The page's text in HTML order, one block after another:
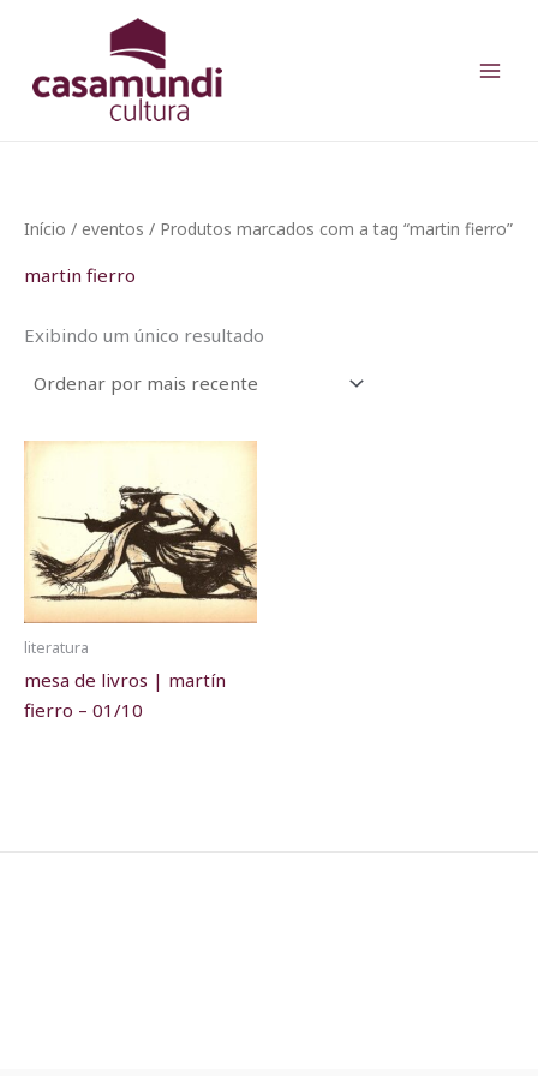
conteúdo
Início / eventos / Produtos marcados com a tag “martin fierro”
martin fierro
Exibindo um único resultado
literatura
mesa de livros | martín
fierro – 01/10